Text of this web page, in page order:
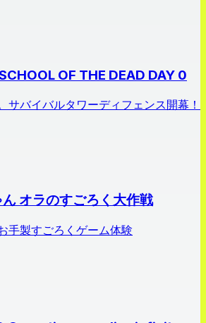
OF THE DEAD DAY 0
サバイバルタワーディフェンス開幕！
オラのすごろく大作戦
手製すごろくゲーム体験